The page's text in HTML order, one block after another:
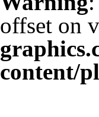
offset on
content/